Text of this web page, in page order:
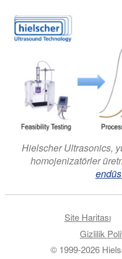
Hielscher Ultrasonics,
homojenizatörler
Site Haritası
Gizlilik
© 1999-2026